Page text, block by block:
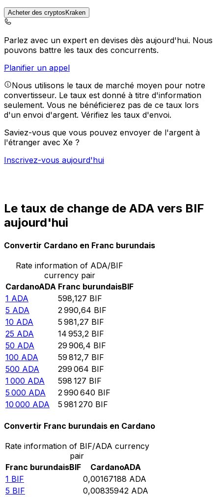
Acheter des cryptosKraken
Parlez avec un expert en devises dès aujourd'hui. Nous
pouvons battre les taux des concurrents.
Planifier un appel
Nous utilisons le taux de marché moyen pour notre
convertisseur. Le taux est donné à titre d'information
seulement. Vous ne bénéficierez pas de ce taux lors
d'un envoi d'argent. Vérifiez les taux d'envoi.
Saviez-vous que vous pouvez envoyer de l'argent à
l'étranger avec Xe ?
Inscrivez-vous aujourd'hui
Le taux de change de ADA vers BIF
aujourd'hui
Convertir Cardano en Franc burundais
Rate information of ADA/BIF
currency pair
CardanoADA Franc burundaisBIF
1 ADA 598,127 BIF
5 ADA 2 990,64 BIF
10 ADA 5 981,27 BIF
25 ADA 14 953,2 BIF
50 ADA 29 906,4 BIF
100 ADA 59 812,7 BIF
500 ADA 299 064 BIF
1 000 ADA 598 127 BIF
5 000 ADA 2 990 640 BIF
10 000 ADA 5 981 270 BIF
Convertir Franc burundais en Cardano
Rate information of BIF/ADA currency
pair
Franc burundaisBIF CardanoADA
1 BIF 0,00167188 ADA
5 BIF 0,00835942 ADA